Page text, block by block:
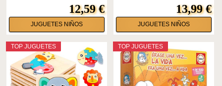
12,59 €
JUGUETES NIÑOS
13,99 €
JUGUETES NIÑOS
TOP JUGUETES TOP JUGUETES